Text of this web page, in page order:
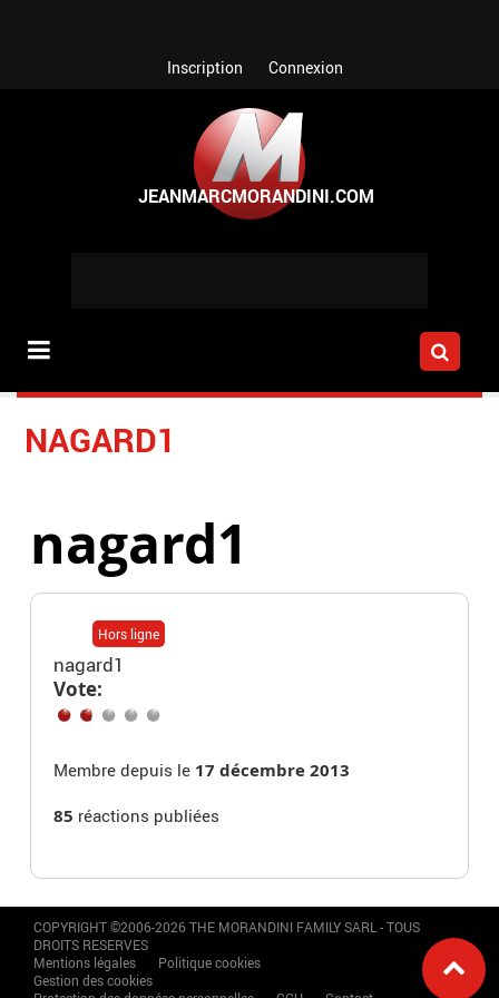
Inscription Connexion
NAGARD1
nagard1
Hors ligne
nagard1
Vote:
Membre depuis le 17 décembre 2013
85 réactions publiées
COPYRIGHT ©2006-2026 THE MORANDINI FAMILY SARL - TOUS
DROITS RESERVES
Mentions légales
Politique cookies
Gestion des cookies